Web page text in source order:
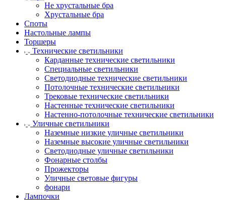
Не хрустальные бра
Хрустальные бра
Споты
Настольные лампы
Торшеры
Технические светильники
Карданные технические светильники
Специальные светильники
Светодиодные технические светильники
Потолочные технические светильники
Трековые технические светильники
Настенные технические светильники
Настенно-потолочные технические светильники
Уличные светильники
Наземные низкие уличные светильники
Наземные высокие уличные светильники
Светодиодные уличные светильники
Фонарные столбы
Прожекторы
Уличные световые фигуры
фонари
Лампочки